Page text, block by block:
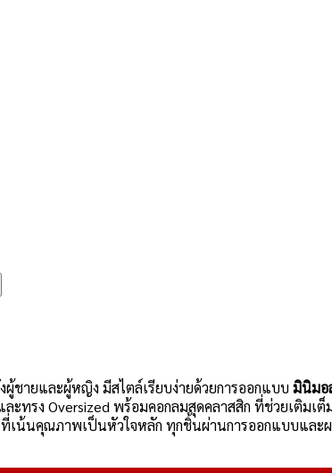
ผู้ชายและผู้หญิง มีสไตล์เรียบง่ายด้วยการออกแบบ มินิมอ
ะทรง Oversized พร้อมคอกลมสุดคลาสสิก ที่ช่วยเติมเ
ที่เน้นคุณภาพเป็นหัวใจหลัก ทุกชิ้นผ่านการออกแบบและ